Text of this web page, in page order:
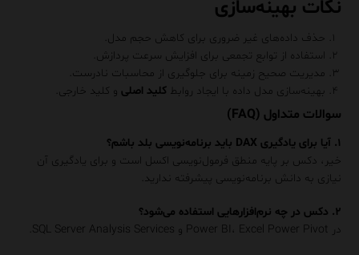
نکات بهینه‌سازی
حذف داده‌های غیر ضروری برای کاهش حجم مدل.
استفاده از توابع تجمعی برای افزایش سرعت پردازش.
مدیریت صحیح زمینه برای جلوگیری از محاسبات نادرست.
بهینه‌سازی مدل داده با ایجاد روابطکلید اصلی و کلید خارجی.
سوالات متداول (FAQ)
۱. آیا برای یادگیری DAX باید برنامه‌نویسی بلد باشم؟
خیر، دکس بر پایه منطق فرمول‌نویسی اکسل است و برای یادگیری آن
نیازی به دانش برنامه‌نویسی پیشرفته ندارید.
۲. دکس در چه نرم‌افزارهایی استفاده می‌شود؟
در Power BI، Excel Power Pivot و SQL Server Analysis Services.